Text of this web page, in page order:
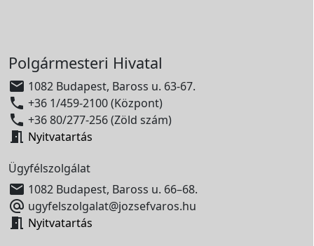
Polgármesteri Hivatal
 1082 Budapest, Baross u. 63-67.
 +36 1/459-2100 (Központ)
 +36 80/277-256 (Zöld szám)
 Nyitvatartás
Ügyfélszolgálat
 1082 Budapest, Baross u. 66–68.
 ugyfelszolgalat@jozsefvaros.hu
 Nyitvatartás